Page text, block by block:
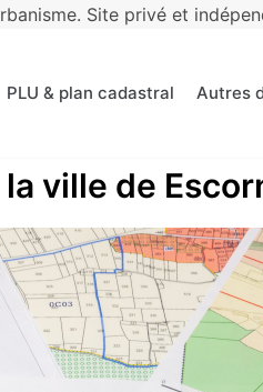
Site privé et
PLU & plan cadastral Autres
la ville de